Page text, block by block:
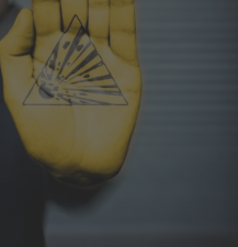
Hausmeister &
Vergaberecht
Weiterbildungen